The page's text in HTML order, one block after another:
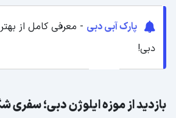
پارک آبی دبی - معرفی کامل از
دبی!
بازدید از موزه ایلوژن دبی؛ سفری